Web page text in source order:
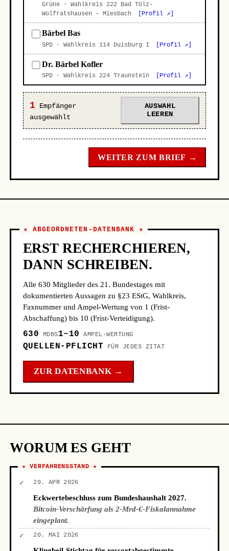
Grüne · Wahlkreis 222 Bad Tölz-
Wolfratshausen – Miesbach
[Profil ↗]
Bärbel Bas
SPD · Wahlkreis 114 Duisburg I [Profil ↗]
Dr. Bärbel Kofler
SPD · Wahlkreis 224 Traunstein [Profil ↗]
1 Empfänger
ausgewählt
AUSWAHL
LEEREN
WEITER ZUM BRIEF →
★ ABGEORDNETEN-DATENBANK ★
ERST RECHERCHIEREN,
DANN SCHREIBEN.
Alle 630 Mitglieder des 21. Bundestages mit
dokumentierten Aussagen zu §23 EStG, Wahlkreis,
Faxnummer und Ampel-Wertung von 1 (Frist-
Abschaffung) bis 10 (Frist-Verteidigung).
630 MDBS1–10 AMPEL-WERTUNG
QUELLEN-PFLICHT FÜR JEDES ZITAT
ZUR DATENBANK →
WORUM ES GEHT
★ VERFAHRENSSTAND ★
✓ 29. APR 2026
Eckwertebeschluss zum Bundeshaushalt 2027.
Bitcoin-Verschärfung als 2-Mrd-€-Fiskalannahme
eingeplant.
✓ 20. MAI 2026